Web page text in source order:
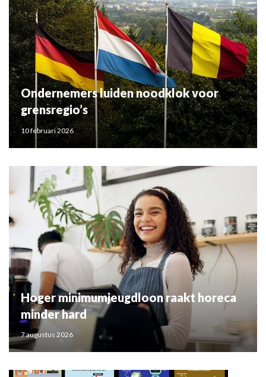
Ondernemers luiden noodklok voor
grensregio’s
10 februari 2026
Hoger minimumjeugdloon raakt horeca
minder hard
7 augustus 2026